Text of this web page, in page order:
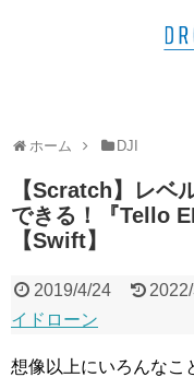
ホーム DJI
【Scratch】レベ
できる！『Tello
【Swift】
2019/4/24
イドローン
想像以上にいろんなこ